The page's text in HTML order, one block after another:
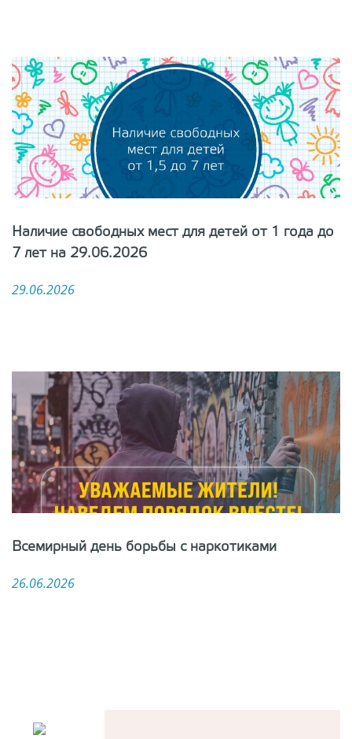
Наличие свободных мест для детей от 1 года до
7 лет на 29.06.2026
29.06.2026
Всемирный день борьбы с наркотиками
26.06.2026